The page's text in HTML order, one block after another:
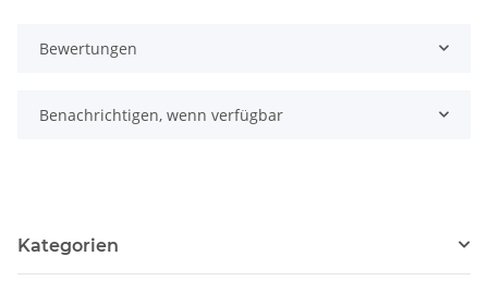
Bewertungen
Benachrichtigen, wenn verfügbar
Kategorien